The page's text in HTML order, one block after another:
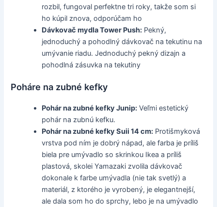
rozbil, fungoval perfektne tri roky, takže som si
ho kúpil znova, odporúčam ho
Dávkovač mydla Tower Push: Pekný,
jednoduchý a pohodlný dávkovač na tekutinu na
umývanie riadu. Jednoduchý pekný dizajn a
pohodlná zásuvka na tekutiny
Poháre na zubné kefky
Pohár na zubné kefky Junip: Veľmi estetický
pohár na zubnú kefku.
Pohár na zubné kefky Suii 14 cm: Protišmyková
vrstva pod ním je dobrý nápad, ale farba je príliš
biela pre umývadlo so skrinkou Ikea a príliš
plastová, skolei Yamazaki zvolila dávkovač
dokonale k farbe umývadla (nie tak svetlý) a
materiál, z ktorého je vyrobený, je elegantnejší,
ale dala som ho do sprchy, lebo je na umývadlo